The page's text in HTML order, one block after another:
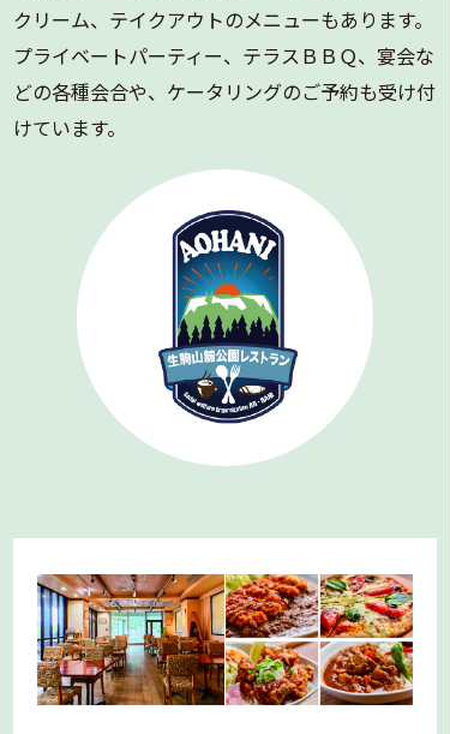
クリーム、テイクアウトのメニューもあります。
プライベートパーティー、テラスＢＢＱ、宴会な
どの各種会合や、ケータリングのご予約も受け付
けています。